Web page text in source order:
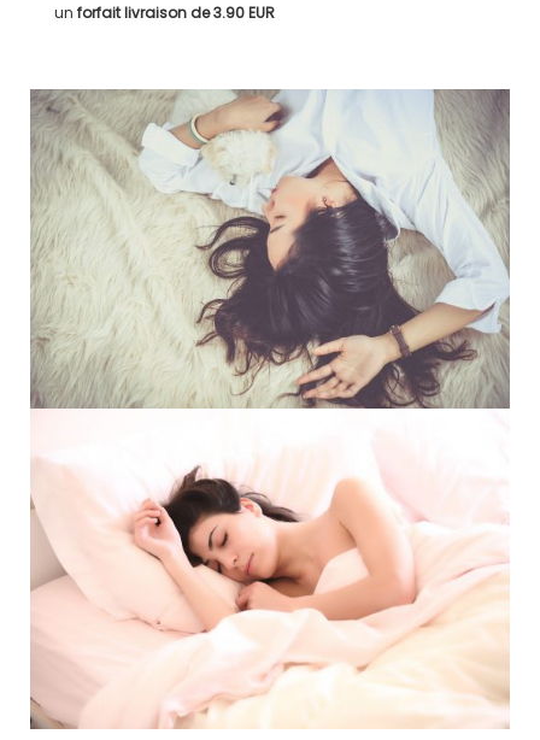
un forfait livraison de3.90 EUR